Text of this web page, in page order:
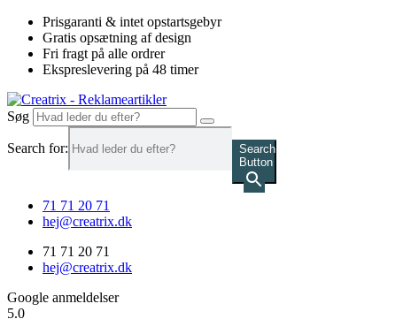
Videre
indhold
Prisgaranti & intet opstartsgebyr
Gratis opsætning af design
Fri fragt på alle ordrer
Ekspreslevering på 48 timer
Søg
Search for:
Search
Button
71 71 20 71
hej@creatrix.dk
71 71 20 71
hej@creatrix.dk
Google anmeldelser
5.0